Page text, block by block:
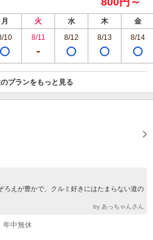
月 火 水 木
金
10 8/11 8/12 8/13 8/14
プランをもっと見る
ろえが豊かで、クルミ好きにはたまらない道の
by あっちゃんさん
年中無休